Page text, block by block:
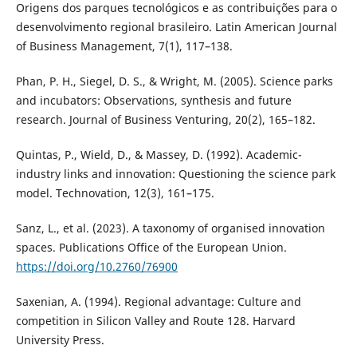
Origens dos parques tecnológicos e as contribuições para o
desenvolvimento regional brasileiro. Latin American Journal
of Business Management, 7(1), 117–138.
Phan, P. H., Siegel, D. S., & Wright, M. (2005). Science parks
and incubators: Observations, synthesis and future
research. Journal of Business Venturing, 20(2), 165–182.
Quintas, P., Wield, D., & Massey, D. (1992). Academic-
industry links and innovation: Questioning the science park
model. Technovation, 12(3), 161–175.
Sanz, L., et al. (2023). A taxonomy of organised innovation
spaces. Publications Office of the European Union.
https://doi.org/10.2760/76900
Saxenian, A. (1994). Regional advantage: Culture and
competition in Silicon Valley and Route 128. Harvard
University Press.